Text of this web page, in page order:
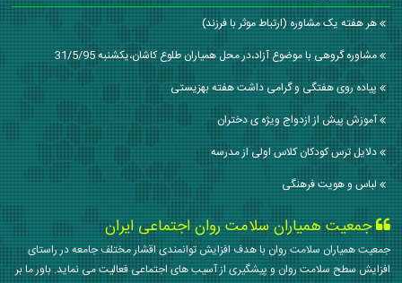
هر هفته یک مشاوره (ارتباط موثر با فرزند)
مشاوره گروهی با موضوع آزاد،در محل همياران طلوع کاشان،یکشنبه 31/5/95
پیاده روی هفتگی و گرامی داشت هفته بهزیستی
آموزش پیش از ازدواج ویژه ی دختران
دلایل ترس کودکان کلاس اولی از مدرسه
لباس و هویت فرهنگی
جمعیت همیاران سلامت روان اجتماعی ایران
جمعیت همیاران سلامت روان با هدف افزایش توانمندی اقشار مختلف جامعه در راستای
افزایش سطح سلامت روان و پیشگیری از آسیب های اجتماعی فعالیت می نماید. باور ما بر